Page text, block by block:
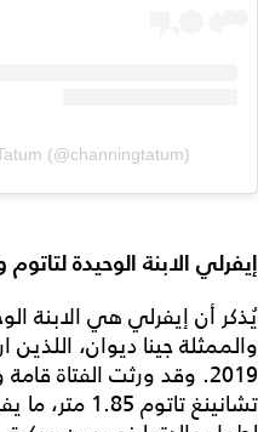
(@channingtatum)
إيفرلي الابنة الوحيدة
يُذكر أن إيفرلي هي الابنة
2019. وقد ورثت الفتاة
تشانينغ